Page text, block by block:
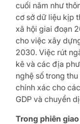
cuối năm như
cơ sở dữ liệu kịp
xã hội giai đoạn
cho việc xây
2030. Việc rút
kê và các địa
nghệ số trong
chính xác cho
GDP và chuyển
Trong phiên